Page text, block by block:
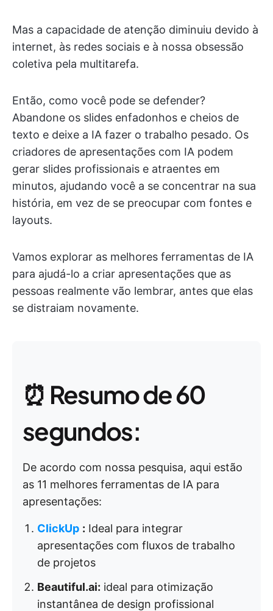
Mas a capacidade de atenção diminuiu devido à
internet, às redes sociais e à nossa obsessão
coletiva pela multitarefa.
Então, como você pode se defender?
Abandone os slides enfadonhos e cheios de
texto e deixe a IA fazer o trabalho pesado. Os
criadores de apresentações com IA podem
gerar slides profissionais e atraentes em
minutos, ajudando você a se concentrar na sua
história, em vez de se preocupar com fontes e
layouts.
Vamos explorar as melhores ferramentas de IA
para ajudá-lo a criar apresentações que as
pessoas realmente vão lembrar, antes que elas
se distraiam novamente.
⏰ Resumo de 60
segundos:
De acordo com nossa pesquisa, aqui estão
as 11 melhores ferramentas de IA para
apresentações:
ClickUp : Ideal para integrar
apresentações com fluxos de trabalho
de projetos
Beautiful.ai: ideal para otimização
instantânea de design profissional